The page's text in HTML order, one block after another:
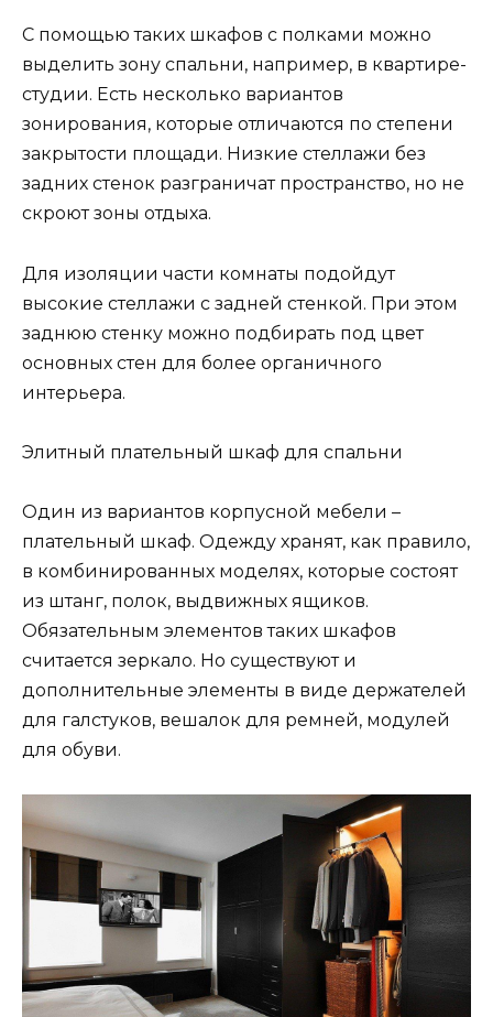
С помощью таких шкафов с полками можно
выделить зону спальни, например, в квартире-
студии. Есть несколько вариантов
зонирования, которые отличаются по степени
закрытости площади. Низкие стеллажи без
задних стенок разграничат пространство, но не
скроют зоны отдыха.
Для изоляции части комнаты подойдут
высокие стеллажи с задней стенкой. При этом
заднюю стенку можно подбирать под цвет
основных стен для более органичного
интерьера.
Элитный плательный шкаф для спальни
Один из вариантов корпусной мебели –
плательный шкаф. Одежду хранят, как правило,
в комбинированных моделях, которые состоят
из штанг, полок, выдвижных ящиков.
Обязательным элементов таких шкафов
считается зеркало. Но существуют и
дополнительные элементы в виде держателей
для галстуков, вешалок для ремней, модулей
для обуви.